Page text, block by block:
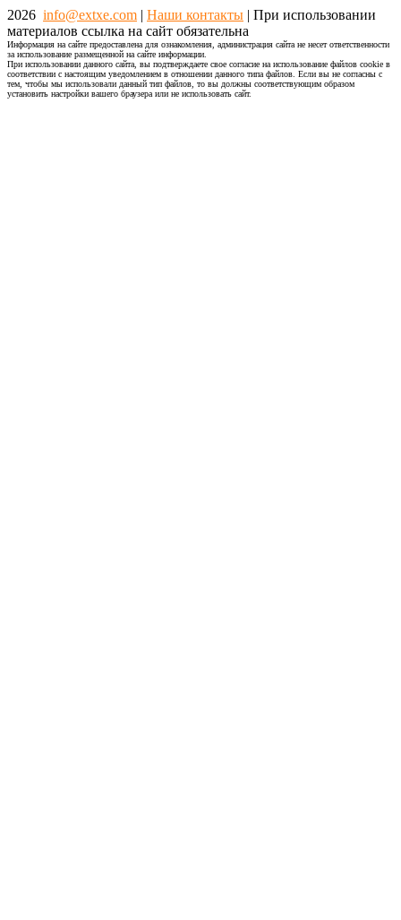
2026 info@extxe.com | Наши контакты | При использовании
материалов ссылка на сайт обязательна
Информация на сайте предоставлена для ознакомления, администрация сайта не несет ответственности
за использование размещенной на сайте информации.
При использовании данного сайта, вы подтверждаете свое согласие на использование файлов cookie в
соответствии с настоящим уведомлением в отношении данного типа файлов. Если вы не согласны с
тем, чтобы мы использовали данный тип файлов, то вы должны соответствующим образом
установить настройки вашего браузера или не использовать сайт.